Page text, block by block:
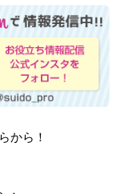
から！